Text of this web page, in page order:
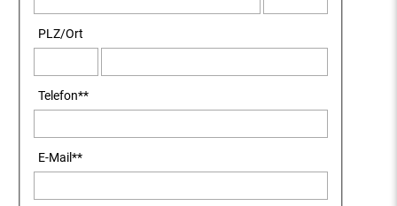
PLZ/Ort
Telefon**
E-Mail**